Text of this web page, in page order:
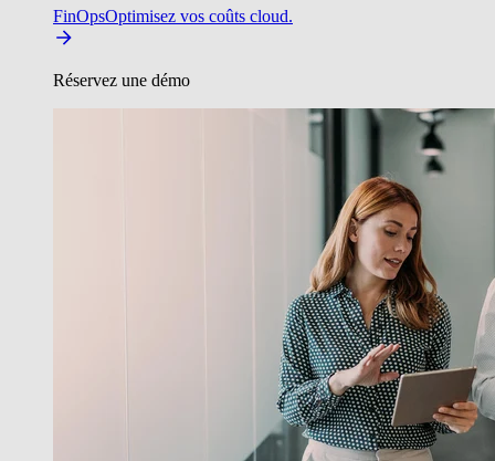
FinOpsOptimisez vos coûts cloud.
Réservez une démo